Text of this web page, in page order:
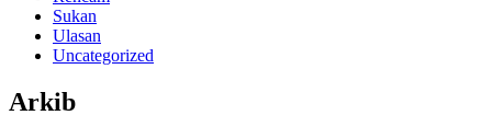
Sukan
Ulasan
Uncategorized
Arkib